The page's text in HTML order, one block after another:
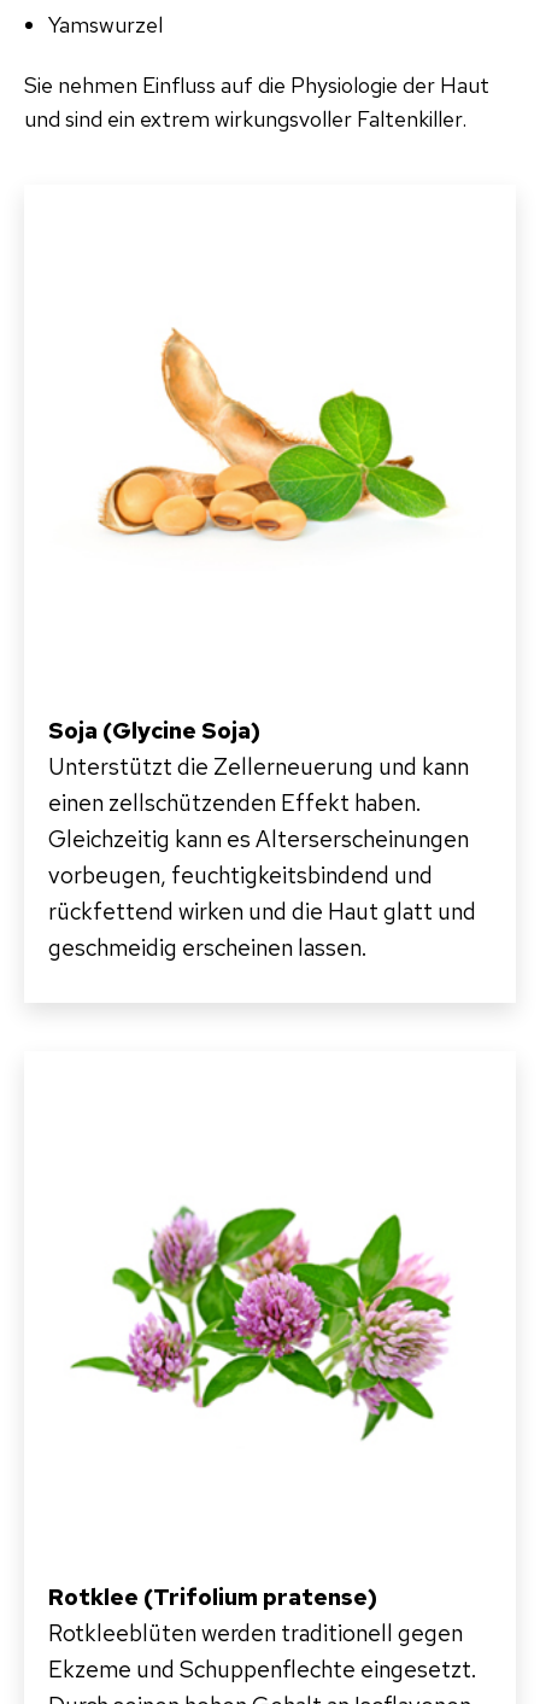
Yamswurzel
Sie nehmen Einfluss auf die Physiologie der Haut
und sind ein extrem wirkungsvoller Faltenkiller.
Soja (Glycine Soja)
Unterstützt die Zellerneuerung und kann
einen zellschützenden Effekt haben.
Gleichzeitig kann es Alterserscheinungen
vorbeugen, feuchtigkeitsbindend und
rückfettend wirken und die Haut glatt und
geschmeidig erscheinen lassen.
Rotklee (Trifolium pratense)
Rotkleeblüten werden traditionell gegen
Ekzeme und Schuppenflechte eingesetzt.